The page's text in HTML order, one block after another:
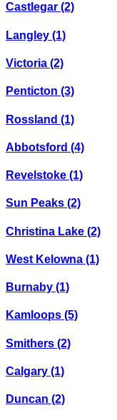
Castlegar (2)
Langley (1)
Victoria (2)
Penticton (3)
Rossland (1)
Abbotsford (4)
Revelstoke (1)
Sun Peaks (2)
Christina Lake (2)
West Kelowna (1)
Burnaby (1)
Kamloops (5)
Smithers (2)
Calgary (1)
Duncan (2)